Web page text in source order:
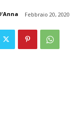
Febbraio 20, 2020